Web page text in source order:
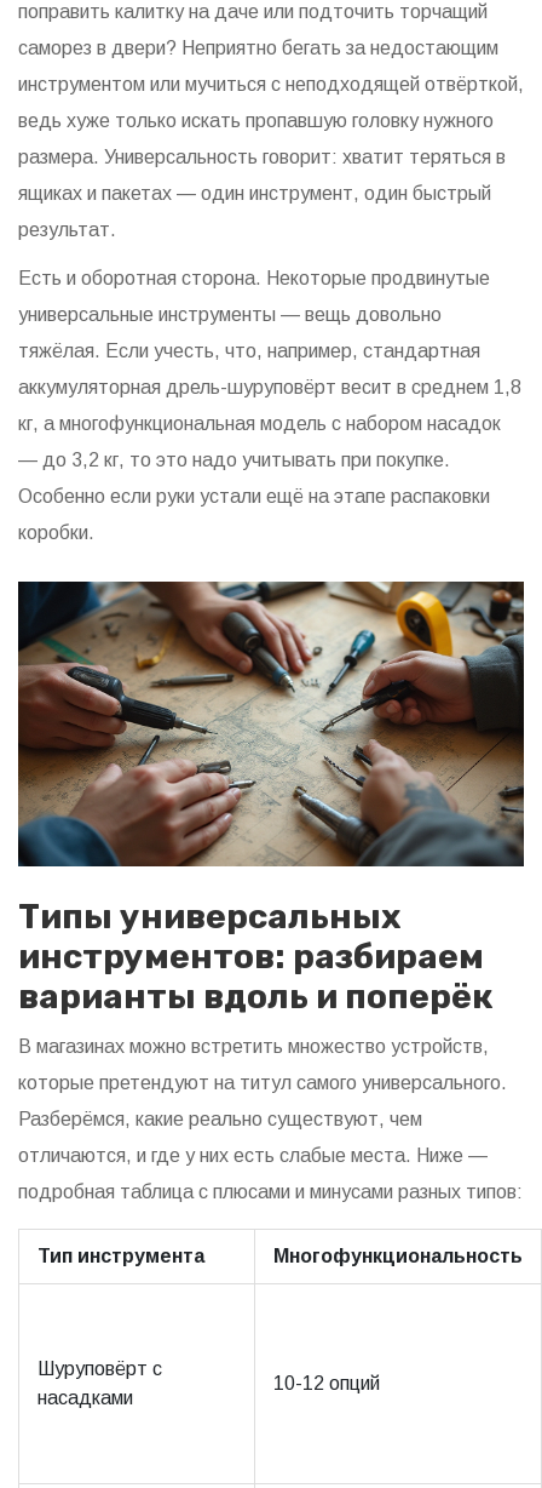
поправить калитку на даче или подточить торчащий
саморез в двери? Неприятно бегать за недостающим
инструментом или мучиться с неподходящей отвёрткой,
ведь хуже только искать пропавшую головку нужного
размера. Универсальность говорит: хватит теряться в
ящиках и пакетах — один инструмент, один быстрый
результат.
Есть и оборотная сторона. Некоторые продвинутые
универсальные инструменты — вещь довольно
тяжёлая. Если учесть, что, например, стандартная
аккумуляторная дрель-шуруповёрт весит в среднем 1,8
кг, а многофункциональная модель с набором насадок
— до 3,2 кг, то это надо учитывать при покупке.
Особенно если руки устали ещё на этапе распаковки
коробки.
Типы универсальных
инструментов: разбираем
варианты вдоль и поперёк
В магазинах можно встретить множество устройств,
которые претендуют на титул самого универсального.
Разберёмся, какие реально существуют, чем
отличаются, и где у них есть слабые места. Ниже —
подробная таблица с плюсами и минусами разных типов:
Тип инструмента Многофункциональность
Шуруповёрт с
насадками
10-12 опций